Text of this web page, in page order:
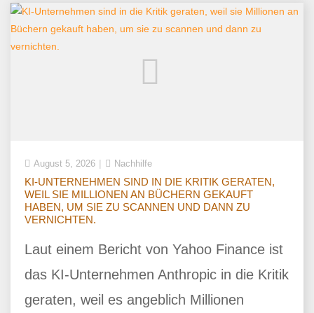
August 5, 2026 Nachhilfe
KI-UNTERNEHMEN SIND IN DIE KRITIK GERATEN,
WEIL SIE MILLIONEN AN BÜCHERN GEKAUFT
HABEN, UM SIE ZU SCANNEN UND DANN ZU
VERNICHTEN.
Laut einem Bericht von Yahoo Finance ist
das KI-Unternehmen Anthropic in die Kritik
geraten, weil es angeblich Millionen